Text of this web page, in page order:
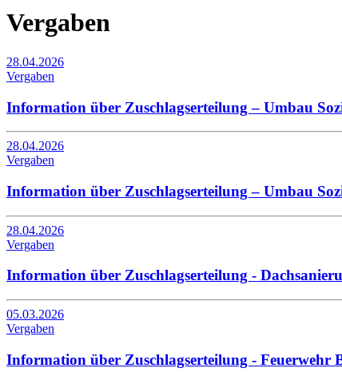
Vergaben
28.04.2026
Vergaben
Information über Zuschlagserteilung – Umbau
28.04.2026
Vergaben
Information über Zuschlagserteilung – Umbau
28.04.2026
Vergaben
Information über Zuschlagserteilung -
05.03.2026
Vergaben
Information über Zuschlagserteilung - Feuerwehr